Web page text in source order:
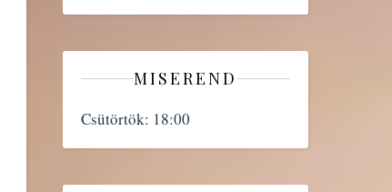
MISEREND
Csütörtök: 18:00